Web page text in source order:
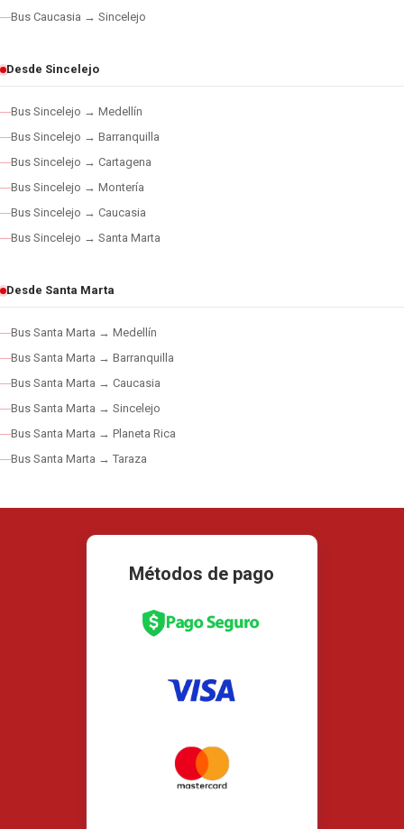
Bus Caucasia → Sincelejo
Desde Sincelejo
Bus Sincelejo → Medellín
Bus Sincelejo → Barranquilla
Bus Sincelejo → Cartagena
Bus Sincelejo → Montería
Bus Sincelejo → Caucasia
Bus Sincelejo → Santa Marta
Desde Santa Marta
Bus Santa Marta → Medellín
Bus Santa Marta → Barranquilla
Bus Santa Marta → Caucasia
Bus Santa Marta → Sincelejo
Bus Santa Marta → Planeta Rica
Bus Santa Marta → Taraza
Métodos de pago